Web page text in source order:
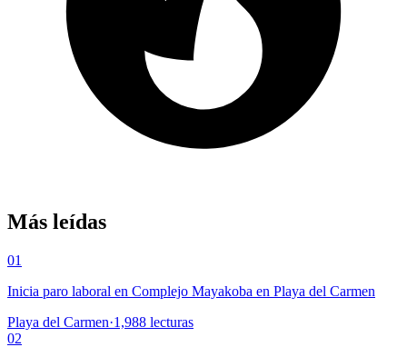
Más leídas
01
Inicia paro laboral en Complejo Mayakoba en Playa del Carmen
Playa del Carmen·1,988 lecturas
02